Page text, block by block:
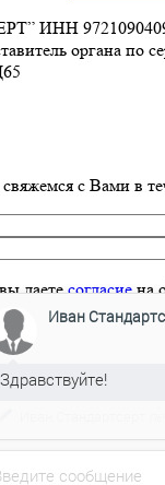
ИНН
органа по
с Вами в
даетесогласиена
с Вами в
сообщение
Иван
Здравствуйте!